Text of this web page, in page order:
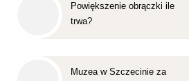
Powiększenie obrączki ile
trwa?
Muzea w Szczecinie za